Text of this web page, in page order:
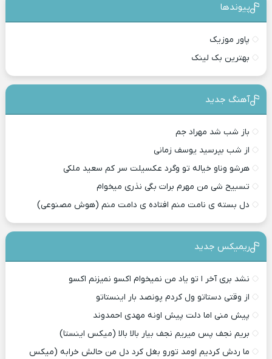
پیوندها
پاور موزیک
بهترین بک لینک
آهنگ جدید
باز شب شد مهراد جم
از شب بپرسید یوسف زمانی
هرشو وناو خیاله تو وگرد عکسیلت سر کم سعید ملکی
تسبیح شی من مهرم برات بگی نذری میخوام
دل بسته ی نامت منم افتاده ی دامت منم (هوش مصنوعی)
ریمیکس جدید
نشد بری آخر ا تو یاد من نمیخوام اکسو نمیزنم اکسو
از وقتی دستاتو ول کردم پونصد بار اینستاتو
پیش منی اما دلت پیش اونه مهدی احمدوند
بریم نجف پس میریم نجف بیار بالا بالا (میکس اینستا)
ما ردش کردیم اومد تورو بغل کرد دل من حالش خرابه (میکس